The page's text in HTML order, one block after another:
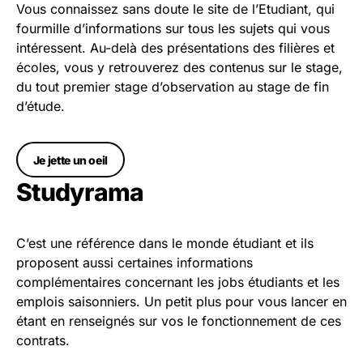
Vous connaissez sans doute le site de l’Etudiant, qui
fourmille d’informations sur tous les sujets qui vous
intéressent. Au-delà des présentations des filières et
écoles, vous y retrouverez des contenus sur le stage,
du tout premier stage d’observation au stage de fin
d’étude.
Je jette un oeil
Studyrama
C’est une référence dans le monde étudiant et ils
proposent aussi certaines informations
complémentaires concernant les jobs étudiants et les
emplois saisonniers. Un petit plus pour vous lancer en
étant en renseignés sur vos le fonctionnement de ces
contrats.